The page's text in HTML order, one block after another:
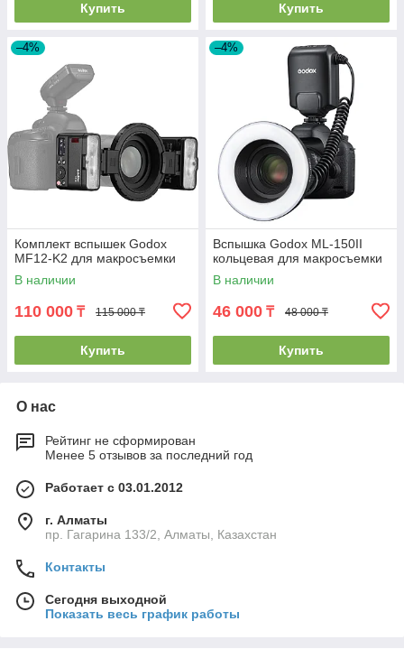
Купить Купить
–4%
Комплект вспышек Godox
MF12-K2 для макросъемки
В наличии
110 000 ₸ 115 000 ₸
Купить
–4%
Вспышка Godox ML-150II
кольцевая для макросъемки
В наличии
46 000 ₸ 48 000 ₸
Купить
О нас
Рейтинг не сформирован
Менее 5 отзывов за последний год
Работает с 03.01.2012
г. Алматы
пр. Гагарина 133/2, Алматы, Казахстан
Контакты
Сегодня выходной
Показать весь график работы